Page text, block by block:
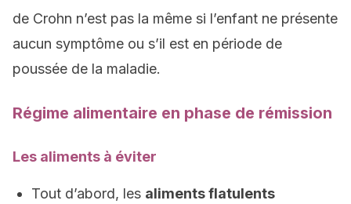
de Crohn n’est pas la même si l’enfant ne présente
aucun symptôme ou s’il est en période de
poussée de la maladie.
Régime alimentaire en phase de rémission
Les aliments à éviter
Tout d’abord, les aliments flatulents